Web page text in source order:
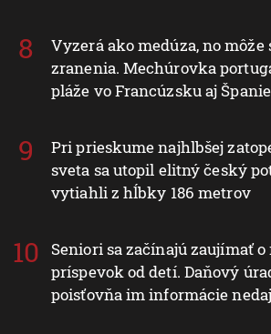
Vyzerá ako medúza, no môže
zranenia. Mechúrovka
pláže vo Francúzsku aj
Pri prieskume najhlbšej
sveta sa utopil elitný český
vytiahli z hĺbky 186 metrov
Seniori sa začínajú zaujímať
príspevok od detí. Daňový
poisťovňa im informácie